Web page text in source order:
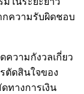
ความรับผิดชอบ
ความกังวลเกี่ยว
ตัดสินใจของ
ทางการเงิน